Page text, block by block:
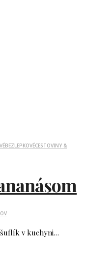
BEZLEPKOVÉCESTOVINY &
v kuchyni…